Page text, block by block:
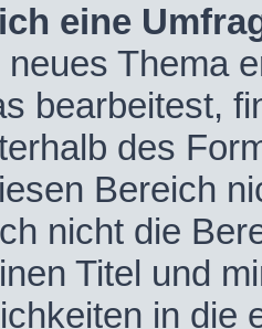
eine
Thema
bearbeitest,
des
Bereich
nicht die
Titel und
in die